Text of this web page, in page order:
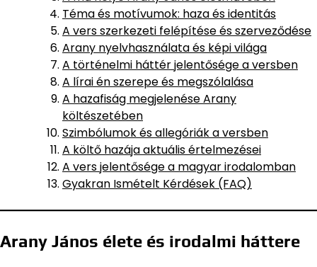
Téma és motívumok: haza és identitás
A vers szerkezeti felépítése és szerveződése
Arany nyelvhasználata és képi világa
A történelmi háttér jelentősége a versben
A lírai én szerepe és megszólalása
A hazafiság megjelenése Arany
költészetében
Szimbólumok és allegóriák a versben
A költő hazája aktuális értelmezései
A vers jelentősége a magyar irodalomban
Gyakran Ismételt Kérdések (FAQ)
Arany János élete és irodalmi háttere